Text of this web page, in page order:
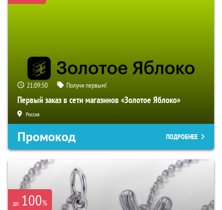
21:09:49 Получи первым!
Первый заказ в сети магазинов «Золотое Яблоко»
Россия
Промокод ПОДРОБНЕЕ
до 100%